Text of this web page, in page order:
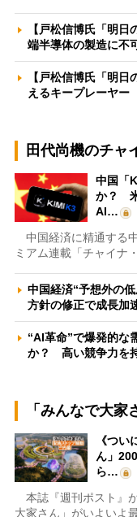
【戸松信博氏「明
端半導体の製造に不
【戸松信博氏「明
えるキープレーヤ
田代尚機のチャ
中国「
か？ 米
AI…
中国経済に精通する
ミアム連載「チャイナ
中国経済“予想外の
方針の修正で成長加
“AI革命”で爆発的な
か？ 高い競争力を
「みんなで大
《つ
ん」
ら…
本誌『週刊ポスト』
大家さん」がいよいよ